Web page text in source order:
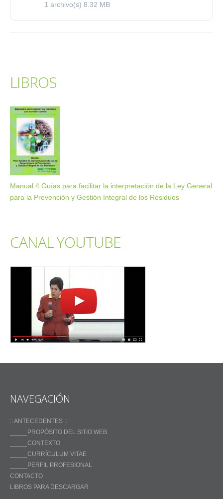
1 archivo(s) 8.32 MB
LIBROS
Manual 4 Guías para facilitar la interpretación de la Ley General
para la Prevención y Gestión Integral de los Residuos
CANAL YOUTUBE
NAVEGACIÓN
:: ANTECEDENTES ::
_____PROPÓSITO DEL SITIO WEB
_____CONTEXTO
_____CURRÍCULUM VITAE
_____PERFIL PROFESIONAL
CONTACTO
LIBROS PARA DESCARGAR